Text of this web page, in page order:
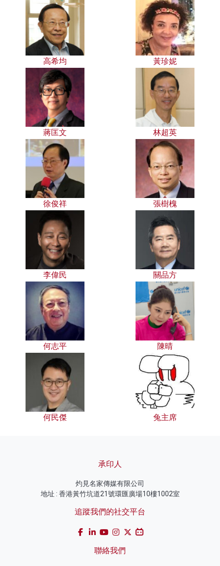
高希均 黃珍妮
蔣匡文 林超英
徐俊祥 張樹槐
李偉民 關品方
何志平 陳晴
何民傑 兔主席
承印人
灼見名家傳媒有限公司
地址 : 香港黃竹坑道21號環匯廣場10樓1002室
追蹤我們的社交平台
聯絡我們